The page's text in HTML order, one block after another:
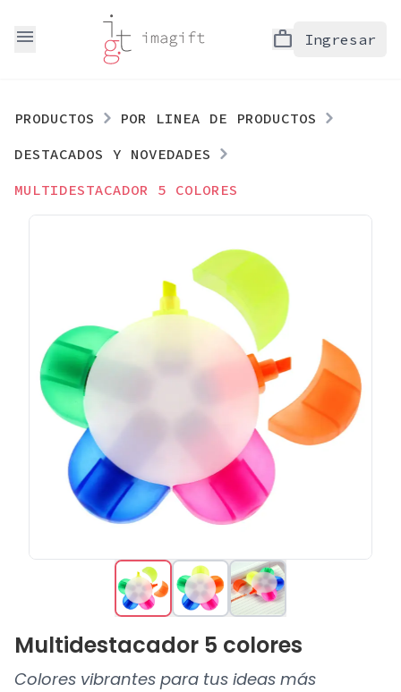
menu work Ingresar
PRODUCTOS
POR LINEA DE PRODUCTOS
DESTACADOS Y NOVEDADES
MULTIDESTACADOR 5 COLORES
Multidestacador 5 colores
Colores vibrantes para tus ideas más